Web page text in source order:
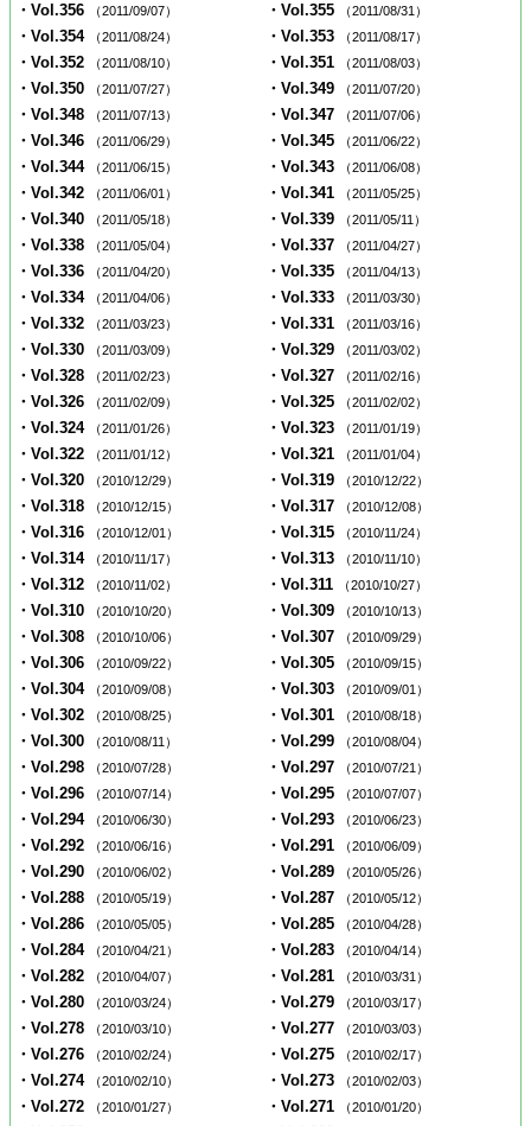
・Vol.356 （2011/09/07） ・Vol.355 （2011/08/31）
・Vol.354 （2011/08/24） ・Vol.353 （2011/08/17）
・Vol.352 （2011/08/10） ・Vol.351 （2011/08/03）
・Vol.350 （2011/07/27） ・Vol.349 （2011/07/20）
・Vol.348 （2011/07/13） ・Vol.347 （2011/07/06）
・Vol.346 （2011/06/29） ・Vol.345 （2011/06/22）
・Vol.344 （2011/06/15） ・Vol.343 （2011/06/08）
・Vol.342 （2011/06/01） ・Vol.341 （2011/05/25）
・Vol.340 （2011/05/18） ・Vol.339 （2011/05/11）
・Vol.338 （2011/05/04） ・Vol.337 （2011/04/27）
・Vol.336 （2011/04/20） ・Vol.335 （2011/04/13）
・Vol.334 （2011/04/06） ・Vol.333 （2011/03/30）
・Vol.332 （2011/03/23） ・Vol.331 （2011/03/16）
・Vol.330 （2011/03/09） ・Vol.329 （2011/03/02）
・Vol.328 （2011/02/23） ・Vol.327 （2011/02/16）
・Vol.326 （2011/02/09） ・Vol.325 （2011/02/02）
・Vol.324 （2011/01/26） ・Vol.323 （2011/01/19）
・Vol.322 （2011/01/12） ・Vol.321 （2011/01/04）
・Vol.320 （2010/12/29） ・Vol.319 （2010/12/22）
・Vol.318 （2010/12/15） ・Vol.317 （2010/12/08）
・Vol.316 （2010/12/01） ・Vol.315 （2010/11/24）
・Vol.314 （2010/11/17） ・Vol.313 （2010/11/10）
・Vol.312 （2010/11/02） ・Vol.311 （2010/10/27）
・Vol.310 （2010/10/20） ・Vol.309 （2010/10/13）
・Vol.308 （2010/10/06） ・Vol.307 （2010/09/29）
・Vol.306 （2010/09/22） ・Vol.305 （2010/09/15）
・Vol.304 （2010/09/08） ・Vol.303 （2010/09/01）
・Vol.302 （2010/08/25） ・Vol.301 （2010/08/18）
・Vol.300 （2010/08/11） ・Vol.299 （2010/08/04）
・Vol.298 （2010/07/28） ・Vol.297 （2010/07/21）
・Vol.296 （2010/07/14） ・Vol.295 （2010/07/07）
・Vol.294 （2010/06/30） ・Vol.293 （2010/06/23）
・Vol.292 （2010/06/16） ・Vol.291 （2010/06/09）
・Vol.290 （2010/06/02） ・Vol.289 （2010/05/26）
・Vol.288 （2010/05/19） ・Vol.287 （2010/05/12）
・Vol.286 （2010/05/05） ・Vol.285 （2010/04/28）
・Vol.284 （2010/04/21） ・Vol.283 （2010/04/14）
・Vol.282 （2010/04/07） ・Vol.281 （2010/03/31）
・Vol.280 （2010/03/24） ・Vol.279 （2010/03/17）
・Vol.278 （2010/03/10） ・Vol.277 （2010/03/03）
・Vol.276 （2010/02/24） ・Vol.275 （2010/02/17）
・Vol.274 （2010/02/10） ・Vol.273 （2010/02/03）
・Vol.272 （2010/01/27） ・Vol.271 （2010/01/20）